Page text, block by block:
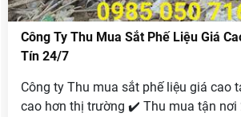
Công Ty Thu Mua Sắt Phế Liệu Giá
Tín 24/7
Công ty Thu mua sắt phế liệu giá cao
cao hơn thị trường ✔️ Thu mua tận